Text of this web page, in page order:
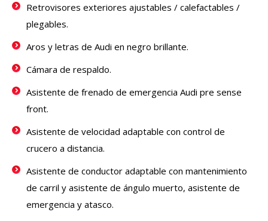
Retrovisores exteriores ajustables / calefactables /
plegables.
Aros y letras de Audi en negro brillante.
Cámara de respaldo.
Asistente de frenado de emergencia Audi pre sense
front.
Asistente de velocidad adaptable con control de
crucero a distancia.
Asistente de conductor adaptable con mantenimiento
de carril y asistente de ángulo muerto, asistente de
emergencia y atasco.